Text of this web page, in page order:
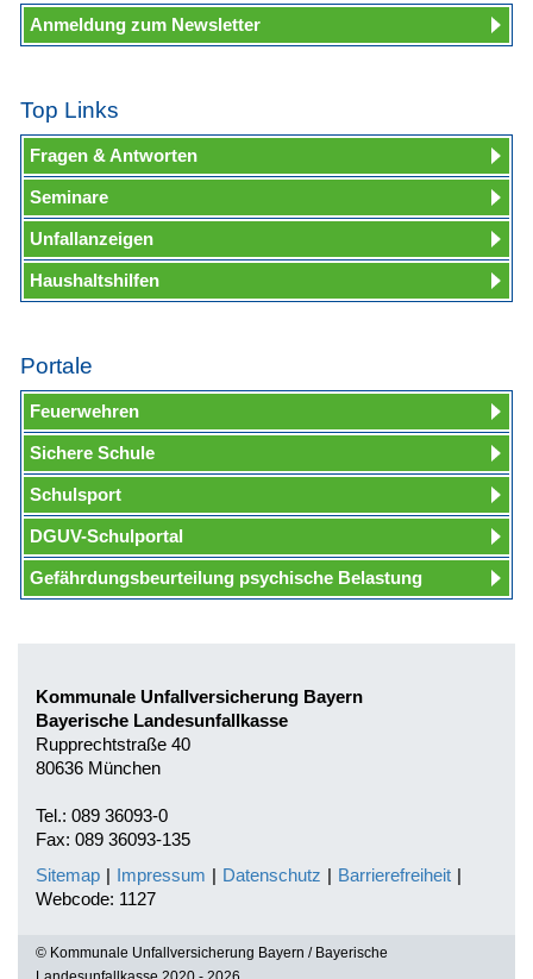
Anmeldung zum Newsletter
Top Links
Fragen & Antworten
Seminare
Unfallanzeigen
Haushaltshilfen
Portale
Feuerwehren
Sichere Schule
Schulsport
DGUV-Schulportal
Gefährdungsbeurteilung psychische Belastung
Kommunale Unfallversicherung Bayern
Bayerische Landesunfallkasse
Rupprechtstraße 40
80636 München
Tel.: 089 36093-0
Fax: 089 36093-135
Sitemap | Impressum | Datenschutz | Barrierefreiheit |
Webcode: 1127
© Kommunale Unfallversicherung Bayern / Bayerische